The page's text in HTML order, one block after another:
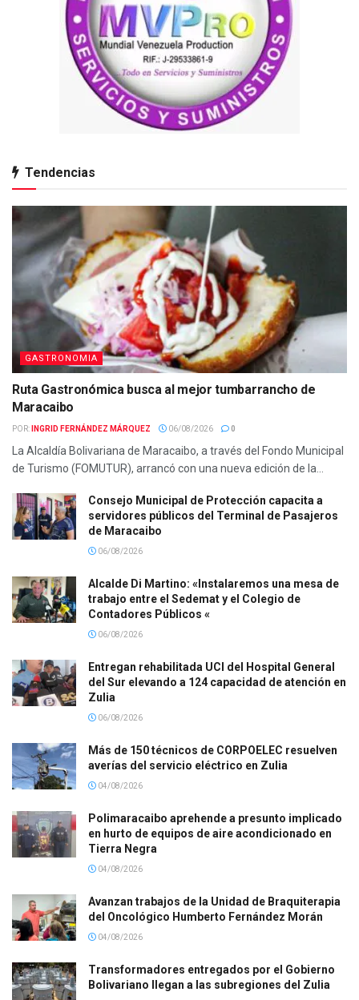
Tendencias
GASTRONOMIA
Ruta Gastronómica busca al mejor tumbarrancho de
Maracaibo
POR: INGRID FERNÁNDEZ MÁRQUEZ 06/08/2026 0
La Alcaldía Bolivariana de Maracaibo, a través del Fondo Municipal
de Turismo (FOMUTUR), arrancó con una nueva edición de la...
Consejo Municipal de Protección capacita a
servidores públicos del Terminal de Pasajeros
de Maracaibo
06/08/2026
Alcalde Di Martino: «Instalaremos una mesa de
trabajo entre el Sedemat y el Colegio de
Contadores Públicos «
06/08/2026
Entregan rehabilitada UCI del Hospital General
del Sur elevando a 124 capacidad de atención en
Zulia
06/08/2026
Más de 150 técnicos de CORPOELEC resuelven
averías del servicio eléctrico en Zulia
04/08/2026
Polimaracaibo aprehende a presunto implicado
en hurto de equipos de aire acondicionado en
Tierra Negra
04/08/2026
Avanzan trabajos de la Unidad de Braquiterapia
del Oncológico Humberto Fernández Morán
04/08/2026
Transformadores entregados por el Gobierno
Bolivariano llegan a las subregiones del Zulia